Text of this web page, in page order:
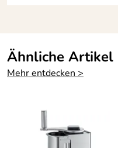
Ähnliche Artikel
Mehr entdecken >